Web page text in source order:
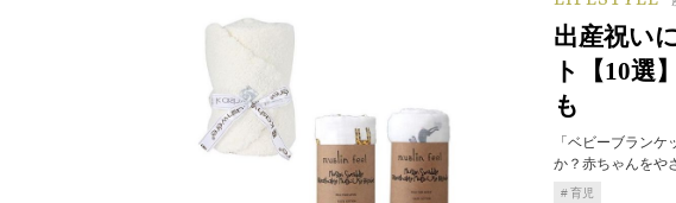
出産祝い
ト【10選
も
「ベビーブラン
か？赤ちゃんをや
育児